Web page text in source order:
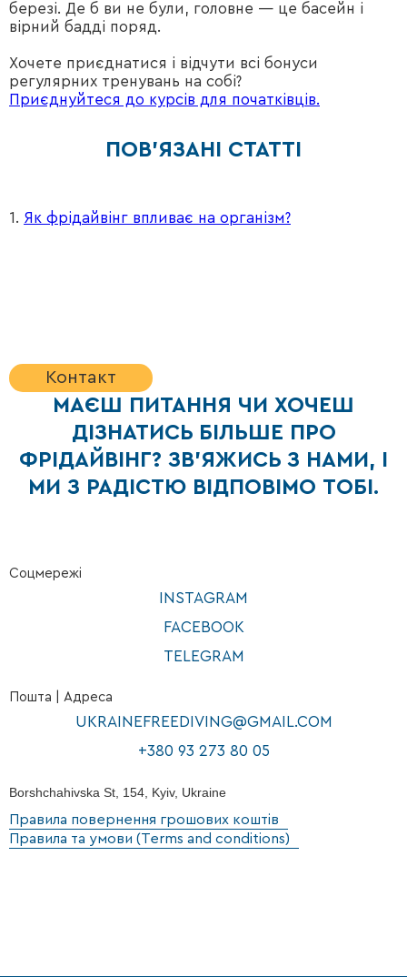
березі. Де б ви не були, головне — це басейн і
вірний бадді поряд.
Хочете приєднатися і відчути всі бонуси
регулярних тренувань на собі?
Приєднуйтеся до курсів для початківців.
ПОВ'ЯЗАНІ СТАТТІ
1. Як фрідайвінг впливає на організм?
Контакт
МАЄШ ПИТАННЯ ЧИ ХОЧЕШ
ДІЗНАТИСЬ БІЛЬШЕ ПРО
ФРІДАЙВІНГ? ЗВ'ЯЖИСЬ З НАМИ, І
МИ З РАДІСТЮ ВІДПОВІМО ТОБІ.
Соцмережі
INSTAGRAM
FACEBOOK
TELEGRAM
Пошта | Адреса
UKRAINEFREEDIVING@GMAIL.COM
+380 93 273 80 05
Borshchahivska St, 154, Kyiv, Ukraine
Правила повернення грошових коштів
Правила та умови (Terms and conditions)